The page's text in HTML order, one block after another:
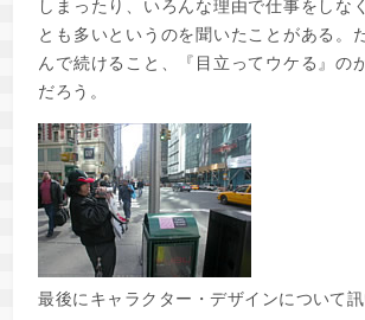
しまったり、いろんな理由で仕事をしな
とも多いというのを聞いたことがある。
んで続けること、『目立ってウケる』の
だろう。
最後にキャラクター・デザインについて訊